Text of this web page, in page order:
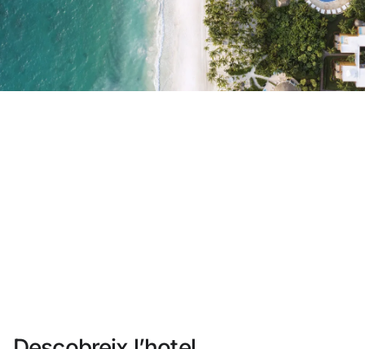
No t'has registrat encara ?
Crear-ne un compte